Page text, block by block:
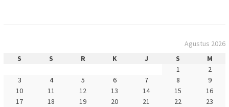
Agustus 2026
S
S R K J S
M
1
2
3
4 5 6 7 8
9
10
11 12 13 14 15
16
17
18 19 20 21 22
23